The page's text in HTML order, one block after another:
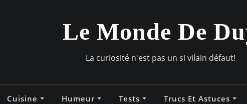
Le Monde De
La curiosité n'est pas un si vilain défaut!
Cuisine Humeur Tests Trucs Et Astuces